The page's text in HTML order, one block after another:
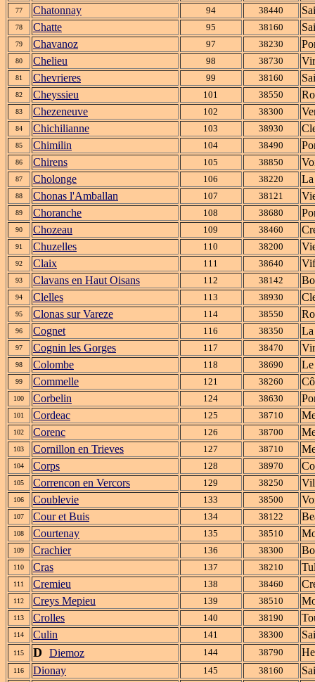
77 Chatonnay 94 38440
78 Chatte 95 38160
79 Chavanoz 97 38230
80 Chelieu 98 38730
81 Chevrieres 99 38160
82 Cheyssieu 101 38550
83 Chezeneuve 102 38300
84 Chichilianne 103 38930
85 Chimilin 104 38490
86 Chirens 105 38850
87 Cholonge 106 38220
88 Chonas l'Amballan 107 38121
89 Choranche 108 38680
90 Chozeau 109 38460
91 Chuzelles 110 38200
92 Claix 111 38640 Vif
93 Clavans en Haut Oisans 112 38142
94 Clelles 113 38930
95 Clonas sur Vareze 114 38550
96 Cognet 116 38350
97 Cognin les Gorges 117 38470
98 Colombe 118 38690 Le
99 Commelle 121 38260
100 Corbelin 124 38630
101 Cordeac 125 38710
102 Corenc 126 38700
103 Cornillon en Trieves 127 38710
104 Corps 128 38970
105 Correncon en Vercors 129 38250
106 Coublevie 133 38500
107 Cour et Buis 134 38122
108 Courtenay 135 38510
109 Crachier 136 38300
110 Cras 137 38210
111 Cremieu 138 38460
112 Creys Mepieu 139 38510
113 Crolles 140 38190
114 Culin 141 38300
115 D Diemoz 144 38790
116 Dionay 145 38160